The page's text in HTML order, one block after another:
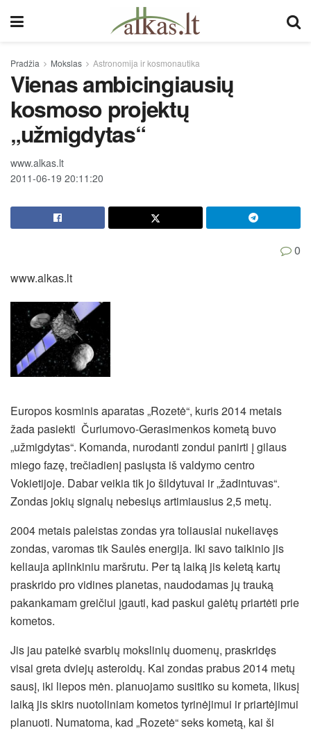
Pradžia Mokslas Astronomija ir kosmonautika
Vienas ambicingiausių
kosmoso projektų
„užmigdytas“
www.alkas.lt
2011-06-19 20:11:20
0
www.alkas.lt
Europos kosminis aparatas „Rozetė“, kuris 2014 metais
žada pasiekti Čuriumovo-Gerasimenkos kometą buvo
„užmigdytas“. Komanda, nurodanti zondui panirti į gilaus
miego fazę, trečiadienį pasiųsta iš valdymo centro
Vokietijoje. Dabar veikia tik jo šildytuvai ir „žadintuvas“.
Zondas jokių signalų nebesiųs artimiausius 2,5 metų.
2004 metais paleistas zondas yra toliausiai nukeliavęs
zondas, varomas tik Saulės energija. Iki savo taikinio jis
keliauja aplinkiniu maršrutu. Per tą laiką jis keletą kartų
praskrido pro vidines planetas, naudodamas jų trauką
pakankamam greičiui įgauti, kad paskui galėtų priartėti prie
kometos.
Jis jau pateikė svarbių mokslinių duomenų, praskridęs
visai greta dviejų asteroidų. Kai zondas prabus 2014 metų
sausį, iki liepos mėn. planuojamo susitiko su kometa, likusį
laiką jis skirs nuotoliniam kometos tyrinėjimui ir priartėjimui
planuoti. Numatoma, kad „Rozetė“ seks kometą, kai ši